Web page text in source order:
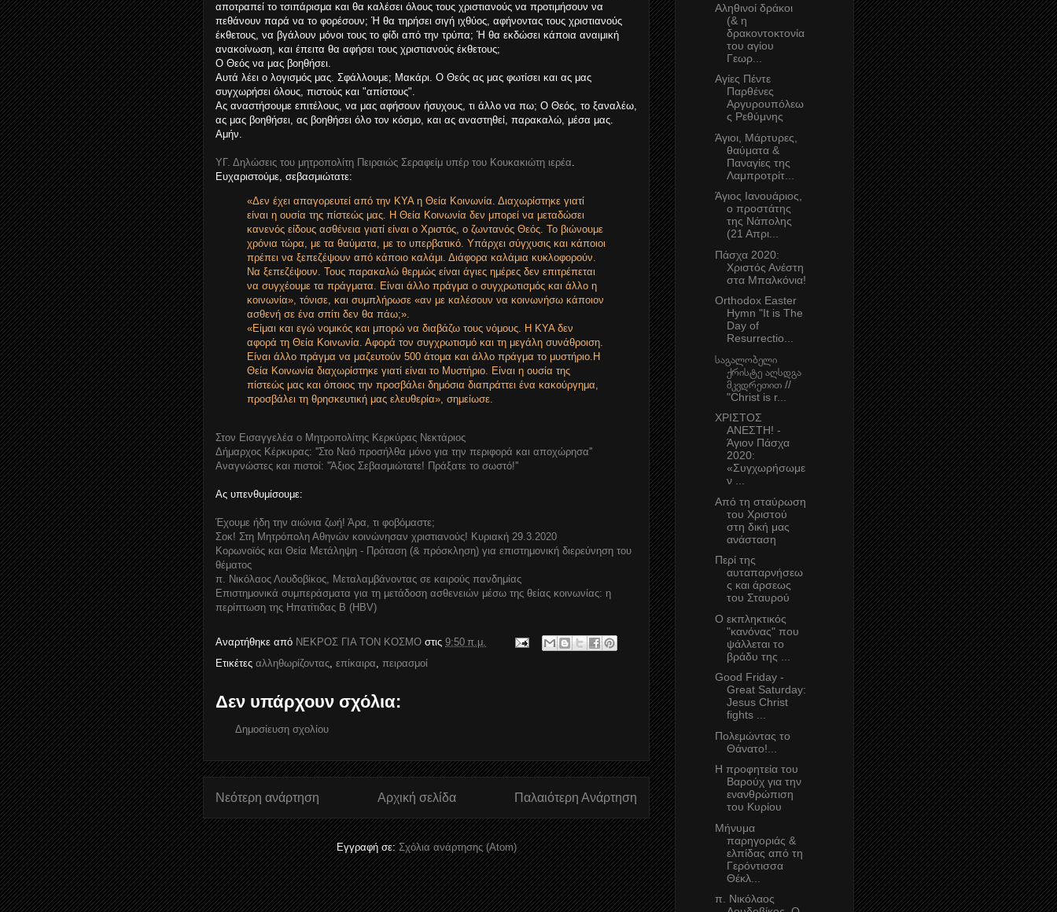
αποτραπεί το τσιπάρισμα και θα καλέσει όλους τους χριστιανούς να προτιμήσουν να
πεθάνουν παρά να το φορέσουν; Ή θα τηρήσει σιγή ιχθύος, αφήνοντας τους χριστιανούς
έκθετους, να βγάλουν μόνοι τους το φίδι από την τρύπα; Ή θα εκδώσει κάποια αναιμική
ανακοίνωση, και έπειτα θα αφήσει τους χριστιανούς έκθετους;
Ο Θεός να μας βοηθήσει.
Αυτά λέει ο λογισμός μας. Σφάλλουμε; Μακάρι. Ο Θεός ας μας φωτίσει και ας μας
συγχωρήσει όλους, πιστούς και "απίστους".
Ας αναστήσουμε επιτέλους, να μας αφήσουν ήσυχους, τι άλλο να πω; Ο Θεός, το ξαναλέω,
ας μας βοηθήσει, ας βοηθήσει όλο τον κόσμο, και ας αναστηθεί, παρακαλώ, μέσα μας.
Αμήν.
ΥΓ. Δηλώσεις του μητροπολίτη Πειραιώς Σεραφείμ υπέρ του Κουκακιώτη ιερέα.
Ευχαριστούμε, σεβασμιώτατε:
«Δεν έχει απαγορευτεί από την ΚΥΑ η Θεία Κοινωνία. Διαχωρίστηκε γιατί
είναι η ουσία της πίστεώς μας. Η Θεία Κοινωνία δεν μπορεί να μεταδώσει
κανενός είδους ασθένεια γιατί είναι ο Χριστός, ο ζωντανός Θεός. Το βιώνουμε
χρόνια τώρα, με τα θαύματα, με το υπερβατικό. Υπάρχει σύγχυσις και κάποιοι
πρέπει να ξεπεζέψουν από κάποιο καλάμι. Διάφορα καλάμια κυκλοφορούν.
Να ξεπεζέψουν. Τους παρακαλώ θερμώς είναι άγιες ημέρες δεν επιτρέπεται
να συγχέουμε τα πράγματα. Είναι άλλο πράγμα ο συγχρωτισμός και άλλο η
κοινωνία», τόνισε, και συμπλήρωσε «αν με καλέσουν να κοινωνήσω κάποιον
ασθενή σε ένα σπίτι δεν θα πάω;».
«Είμαι και εγώ νομικός και μπορώ να διαβάζω τους νόμους. Η ΚΥΑ δεν
αφορά τη Θεία Κοινωνία. Αφορά τον συγχρωτισμό και τη μεγάλη συνάθροιση.
Είναι άλλο πράγμα να μαζευτούν 500 άτομα και άλλο πράγμα το μυστήριο.Η
Θεία Κοινωνία διαχωρίστηκε γιατί είναι το Μυστήριο. Είναι η ουσία της
πίστεώς μας και όποιος την προσβάλει δημόσια διαπράττει ένα κακούργημα,
προσβάλει τη θρησκευτική μας ελευθερία», σημείωσε.
Στον Εισαγγελέα ο Μητροπολίτης Κερκύρας Νεκτάριος
Δήμαρχος Κέρκυρας: ''Στο Ναό προσήλθα μόνο για την περιφορά και αποχώρησα''
Αναγνώστες και πιστοί: ''Άξιος Σεβασμιώτατε! Πράξατε το σωστό!''
Ας υπενθυμίσουμε:
Έχουμε ήδη την αιώνια ζωή! Άρα, τι φοβόμαστε;
Σοκ! Στη Μητρόπολη Αθηνών κοινώνησαν χριστιανούς! Κυριακή 29.3.2020
Κορωνοϊός και Θεία Μετάληψη - Πρόταση (& πρόσκληση) για επιστημονική διερεύνηση του
θέματος
π. Νικόλαος Λουδοβίκος, Μεταλαμβάνοντας σε καιρούς πανδημίας
Επιστημονικά συμπεράσματα για τη μετάδοση ασθενειών μέσω της θείας κοινωνίας: η
περίπτωση της Ηπατίτιδας Β (HBV)
Αναρτήθηκε από ΝΕΚΡΟΣ ΓΙΑ ΤΟΝ ΚΟΣΜΟ στις 9:50 π.μ.
Ετικέτες αλληθωρίζοντας, επίκαιρα, πειρασμοί
Δεν υπάρχουν σχόλια:
Δημοσίευση σχολίου
Νεότερη ανάρτηση Παλαιότερη Ανάρτηση
Αρχική σελίδα
Εγγραφή σε:Σχόλια ανάρτησης (Atom)
Αληθινοί δράκοι
(& η
δρακοντοκτονία
του αγίου
Γεωρ...
Αγίες Πέντε
Παρθένες
Αργυρουπόλεω
ς Ρεθύμνης
Άγιοι, Μάρτυρες,
θαύματα &
Παναγίες της
Λαμπροτρίτ...
Άγιος Ιανουάριος,
ο προστάτης
της Νάπολης
(21 Απρι...
Πάσχα 2020:
Χριστός Ανέστη
στα Μπαλκόνια!
Orthodox Easter
Hymn "It is The
Day of
Resurrectio...
საგალობელი
ქრისტე აღსდგა
მკვდრეთით //
"Christ is r...
ΧΡΙΣΤΟΣ
ΑΝΕΣΤΗ! -
Άγιον Πάσχα
2020:
«Συγχωρήσωμε
ν ...
Από τη σταύρωση
του Χριστού
στη δική μας
ανάσταση
Περί της
αυταπαρνήσεω
ς και άρσεως
του Σταυρού
Ο εκπληκτικός
"κανόνας" που
ψάλλεται το
βράδυ της ...
Good Friday -
Great Saturday:
Jesus Christ
fights ...
Πολεμώντας το
Θάνατο!...
Η προφητεία του
Βαρούχ για την
ενανθρώπιση
του Κυρίου
Μήνυμα
παρηγοριάς &
ελπίδας από τη
Γερόντισσα
Θέκλ...
π. Νικόλαος